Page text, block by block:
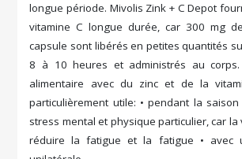
longue période. Mivolis Zink + C Depot
vitamine C longue durée, car 300 mg
capsule sont libérés en petites quantités
8 à 10 heures et administrés au corps.
alimentaire avec du zinc et de la
particulièrement utile: • pendant la
stress mental et physique particulier, car la
réduire la fatigue et la fatigue • avec